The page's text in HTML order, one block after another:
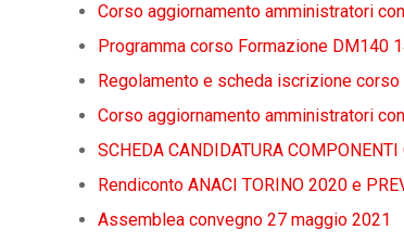
Corso aggiornamento amministratori
Programma corso Formazione DM140
Regolamento e scheda iscrizione
Corso aggiornamento amministratori
SCHEDA CANDIDATURA
Rendiconto ANACI TORINO 2020 e
Assemblea convegno 27 maggio 2021